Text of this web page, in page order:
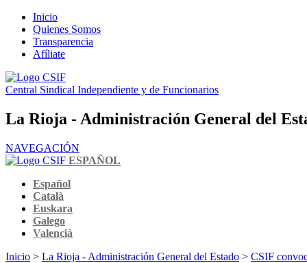
Inicio
Quienes Somos
Transparencia
Afíliate
Central Sindical Independiente y de Funcionarios
La Rioja - Administración General del
NAVEGACIÓN
ESPAÑOL
Español
Català
Euskara
Galego
Valencià
Inicio > La Rioja - Administración General del Estado > CSIF